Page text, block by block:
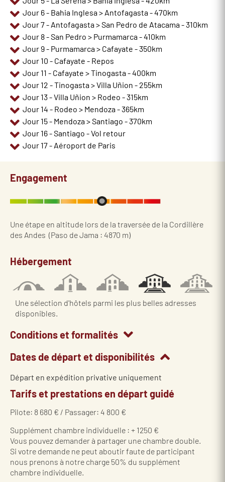
Jour 6 - Bahia Inglesa > Antofagasta - 470km
Jour 7 - Antofagasta > San Pedro de Atacama - 310km
Jour 8 - San Pedro > Purmamarca - 410km
Jour 9 - Purmamarca > Cafayate - 350km
Jour 10 - Cafayate - Repos
Jour 11 - Cafayate > Tinogasta - 400km
Jour 12 - Tinogasta > Villa Uñion - 255km
Jour 13 - Villa Uñion > Rodeo - 315km
Jour 14 - Rodeo > Mendoza - 365km
Jour 15 - Mendoza > Santiago - 370km
Jour 16 - Santiago - Vol retour
Jour 17 - Aéroport de Paris
Engagement
Une étape en altitude lors de la traversée de la Cordillère
des Andes (Paso de Jama : 4870 m)
Hébergement
Une sélection d'hôtels parmi les plus belles adresses
disponibles.
Conditions et formalités
Dates de départ et disponibilités
Départ en expédition privative uniquement
Tarifs et prestations en départ guidé
Pilote: 8 680 € / Passager: 4 800 €
Supplément chambre individuelle : + 1250 €
Vous pouvez demander à partager une chambre double.
Si votre demande ne peut aboutir faute de participant
nous prenons à notre charge 50% du supplément
chambre individuelle.